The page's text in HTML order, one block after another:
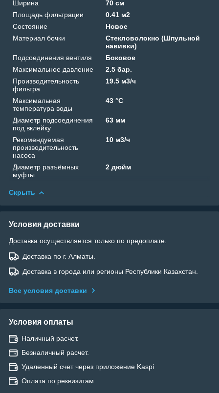
Ширина
70 см
Площадь фильтрации
0.41 м2
Состояние
Новое
Материал бочки
Стекловолокно (Шпульной
навивки)
Подсоединения вентиля
Боковое
Максимальное давление
2.5 бар.
Производительность
фильтра
19.5 м3/ч
Максимальная
температура воды
43 °C
Диаметр подсоединения
под вклейку
63 мм
Рекомендуемая
производительность
насоса
10 м3/ч
Диаметр разъёмных
муфты
2 дюйм
Скрыть
Условия доставки
Доставка осуществляется только по предоплате.
Доставка по г. Алматы.
Доставка в города или регионы Республики Казахстан.
Все условия доставки
Условия оплаты
Наличный расчет.
Безналичный расчет.
Удаленный счет через приложение Kaspi
Оплата по реквизитам